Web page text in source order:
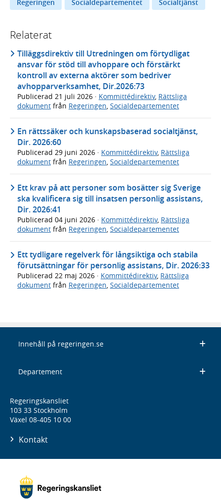
Regeringen
Socialdepartementet Socialtjänst
Relaterat
Tilläggsdirektiv till Utredningen om förtydligat
ansvar för stöd till avhoppare och förstärkt
kontroll av externa aktörer som bedriver
avhopparverksamhet, Dir.2026:73
Publicerad 21 juli 2026 · Kommittédirektiv, Rättsliga
dokument från Regeringen Socialdepartementet
En rättssäker och kunskapsbaserad socialtjänst,
Dir. 2026:60
Publicerad 29 juni 2026 · Kommittédirektiv, Rättsliga
dokument från Regeringen, Socialdepartementet
Ett krav på att personer som bosätter sig Sverige
ska kvalificera sig till insatsen personlig assistans,
Dir. 2026:41
Publicerad 04 juni 2026 · Kommittédirektiv, Rättsliga
dokument från Regeringen, Socialdepartementet
Ett tydligare regelverk för långsiktiga och stabila
förutsättningar för personlig assistans, Dir. 2026:33
Publicerad 22 maj 2026 · Kommittédirektiv, Rättsliga
dokument från Regeringen, Socialdepartementet
Innehåll på regeringen.se
Departement
Regeringskansliet
103 33 Stockholm
Växel 08-405 10 00
Kontakt